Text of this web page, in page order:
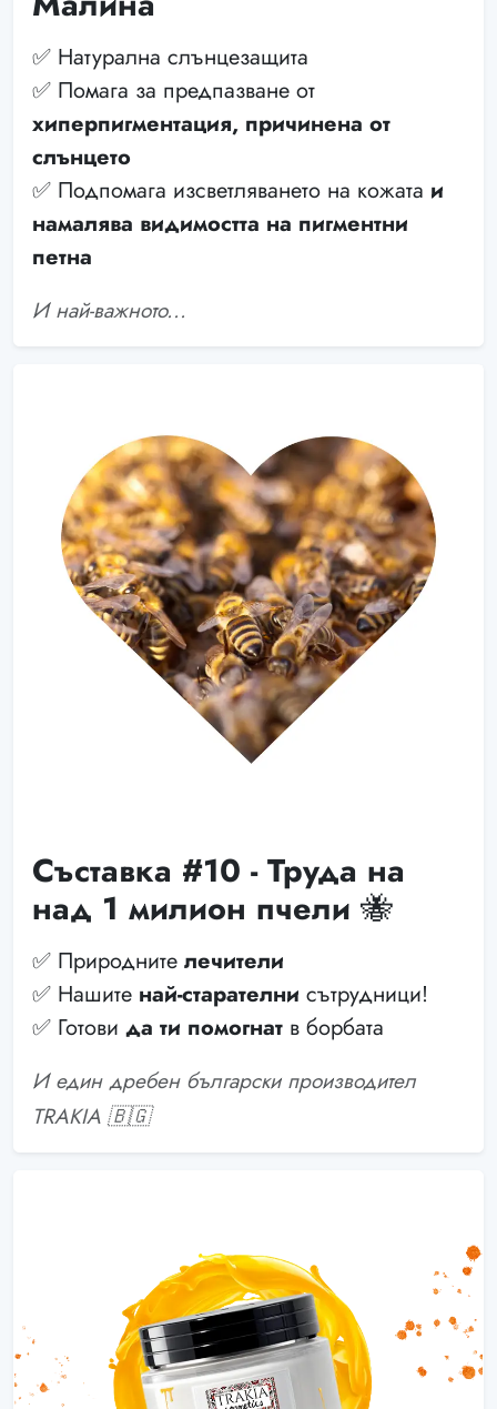
✅ Натурална слънцезащита
✅ Помага за предпазване от
хиперпигментация, причинена от
слънцето
✅ Подпомага изсветляването на кожата и
намалява видимостта на пигментни
петна
И най-важното...
Съставка #10 - Труда на
над 1 милион пчели 🐝
✅ Природните лечители
✅ Нашите най-старателни сътрудници!
✅ Готови да ти помогнат в борбата
И един дребен български производител
TRAKIA 🇧🇬